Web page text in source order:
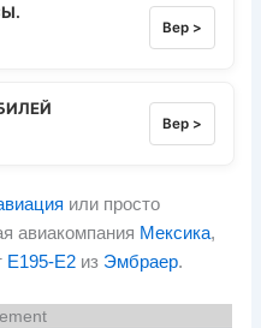
Вер >
Вер >
или просто
авиакомпания Мексика,
Е195-Е2 из Эмбраер.